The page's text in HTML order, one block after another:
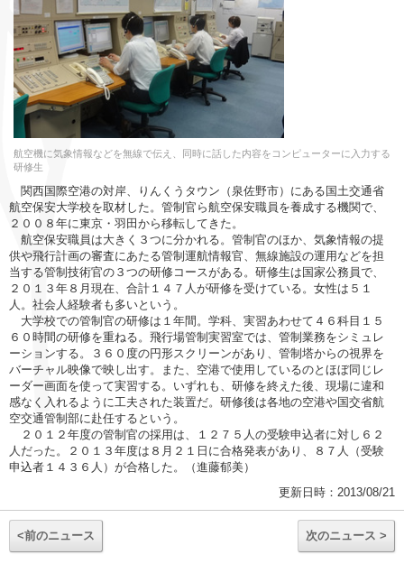
航空機に気象情報などを無線で伝え、同時に話した内容をコンピューターに入力する
研修生
関西国際空港の対岸、りんくうタウン（泉佐野市）にある国土交通省
航空保安大学校を取材した。管制官ら航空保安職員を養成する機関で、
２００８年に東京・羽田から移転してきた。
航空保安職員は大きく３つに分かれる。管制官のほか、気象情報の提
供や飛行計画の審査にあたる管制運航情報官、無線施設の運用などを担
当する管制技術官の３つの研修コースがある。研修生は国家公務員で、
２０１３年８月現在、合計１４７人が研修を受けている。女性は５１
人。社会人経験者も多いという。
大学校での管制官の研修は１年間。学科、実習あわせて４６科目１５
６０時間の研修を重ねる。飛行場管制実習室では、管制業務をシミュレ
ーションする。３６０度の円形スクリーンがあり、管制塔からの視界を
バーチャル映像で映し出す。また、空港で使用しているのとほぼ同じレ
ーダー画面を使って実習する。いずれも、研修を終えた後、現場に違和
感なく入れるように工夫された装置だ。研修後は各地の空港や国交省航
空交通管制部に赴任するという。
２０１２年度の管制官の採用は、１２７５人の受験申込者に対し６２
人だった。２０１３年度は８月２１日に合格発表があり、８７人（受験
申込者１４３６人）が合格した。（進藤郁美）
更新日時：2013/08/21
<前のニュース 次のニュース >